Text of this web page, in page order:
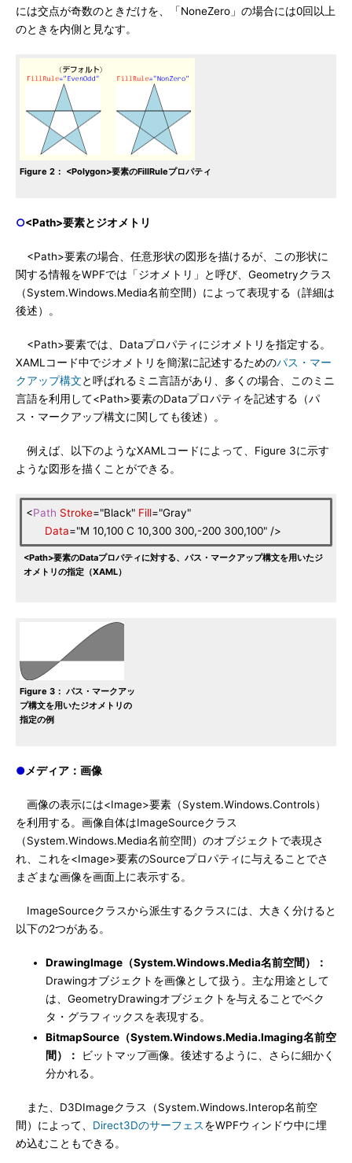
には交点が奇数のときだけを、「NoneZero」の場合には0回以上
のときを内側と見なす。
Figure 2： <Polygon>要素のFillRuleプロパティ
○<Path>要素とジオメトリ
<Path>要素の場合、任意形状の図形を描けるが、この形状に
関する情報をWPFでは「ジオメトリ」と呼び、Geometryクラス
（System.Windows.Media名前空間）によって表現する（詳細は
後述）。
<Path>要素では、Dataプロパティにジオメトリを指定する。
XAMLコード中でジオメトリを簡潔に記述するためのパス・マー
クアップ構文と呼ばれるミニ言語があり、多くの場合、このミニ
言語を利用して<Path>要素のDataプロパティを記述する（パ
ス・マークアップ構文に関しても後述）。
例えば、以下のようなXAMLコードによって、Figure 3に示す
ような図形を描くことができる。
<Path Stroke="Black" Fill="Gray"
Data="M 10,100 C 10,300 300,-200 300,100" />
<Path>要素のDataプロパティに対する、パス・マークアップ構文を用いたジ
オメトリの指定（XAML）
Figure 3： パス・マークアッ
プ構文を用いたジオメトリの
指定の例
●メディア：画像
画像の表示には<Image>要素（System.Windows.Controls）
を利用する。画像自体はImageSourceクラス
（System.Windows.Media名前空間）のオブジェクトで表現さ
れ、これを<Image>要素のSourceプロパティに与えることでさ
まざまな画像を画面上に表示する。
ImageSourceクラスから派生するクラスには、大きく分けると
以下の2つがある。
DrawingImage（System.Windows.Media名前空間）：
Drawingオブジェクトを画像として扱う。主な用途として
は、GeometryDrawingオブジェクトを与えることでベク
タ・グラフィックスを表現する。
BitmapSource（System.Windows.Media.Imaging名前空
間）：
ビットマップ画像。後述するように、さらに細かく
分かれる。
また、D3DImageクラス（System.Windows.Interop名前空
間）によって、 Direct3DのサーフェスをWPFウィンドウ中に埋
め込むこともできる。